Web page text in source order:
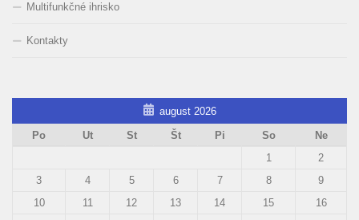
Multifunkčné ihrisko
Kontakty
august 2026
Po
Ut St Št Pi So
Ne
1
2
3
4 5 6 7 8
9
10
11 12 13 14 15
16